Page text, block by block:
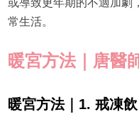
或導致更年期的不適加劇
常生活。
暖宮方法｜唐醫
暖宮方法｜1. 戒凍